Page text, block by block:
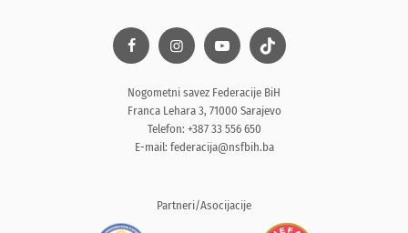
Nogometni savez Federacije BiH
Franca Lehara 3, 71000 Sarajevo
Telefon: +387 33 556 650
E-mail: federacija@nsfbih.ba
Partneri/Asocijacije